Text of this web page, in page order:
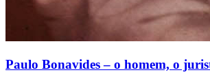
Paulo Bonavides – o homem, o